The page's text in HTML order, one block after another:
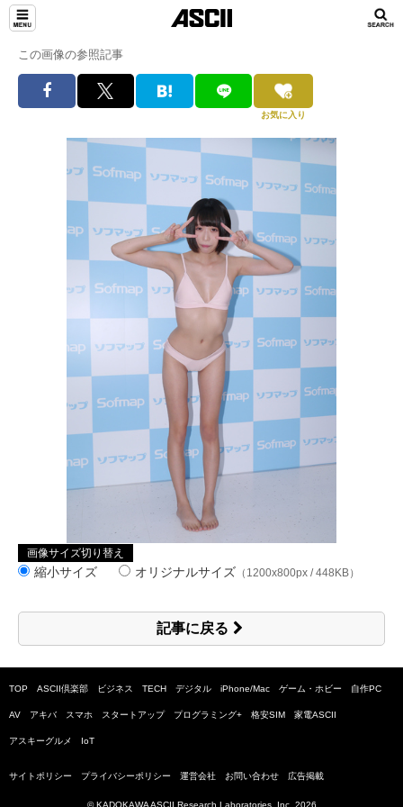
この画像の参照記事
お気に入り
画像サイズ切り替え
縮小サイズ オリジナルサイズ （1200x800px / 448KB）
記事に戻る
TOP ASCII倶楽部 ビジネス TECH デジタル iPhone/Mac ゲーム・ホビー 自作PC
AV アキバ スマホ スタートアップ プログラミング+ 格安SIM 家電ASCII
アスキーグルメ IoT
サイトポリシー プライバシーポリシー 運営会社 お問い合わせ 広告掲載
© KADOKAWA ASCII Research Laboratories, Inc. 2026